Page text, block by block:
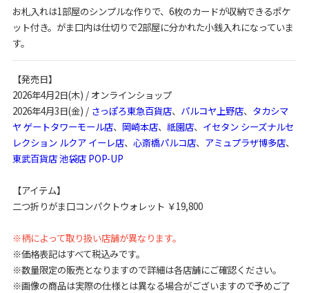
お札入れは1部屋のシンプルな作りで、6枚のカードが収納できるポケ
ット付き。がま口内は仕切りで2部屋に分かれた小銭入れになっていま
す。
【発売日】
2026年4月2日(木) / オンラインショップ
2026年4月3日(金) / さっぽろ東急百貨店、 パルコヤ上野店、 タカシマ
ヤ ゲートタワーモール店、 岡崎本店、 祇園店、 イセタン シーズナルセ
レクション ルクア イーレ店、 心斎橋パルコ店、 アミュプラザ博多店、
東武百貨店 池袋店 POP-UP
【アイテム】
二つ折りがま口コンパクトウォレット ￥19,800
※柄によって取り扱い店舗が異なります。
※価格表記はすべて税込みです。
※数量限定の販売となりますので詳細は各店舗にご確認ください。
※画像の商品は実際の仕様とは異なる場合がございますので予めご了